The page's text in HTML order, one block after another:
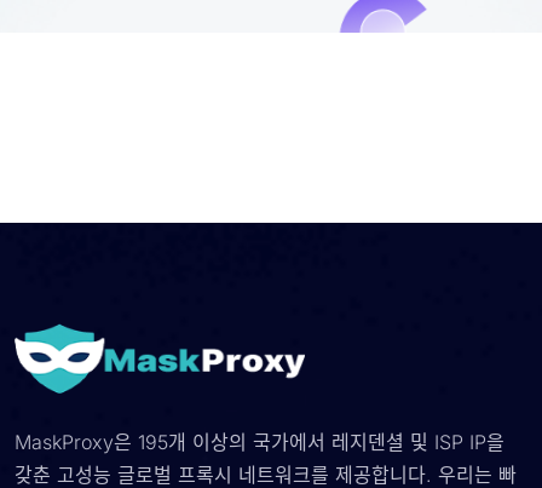
MaskProxy은 195개 이상의 국가에서 레지덴셜 및 ISP IP을
갖춘 고성능 글로벌 프록시 네트워크를 제공합니다. 우리는 빠